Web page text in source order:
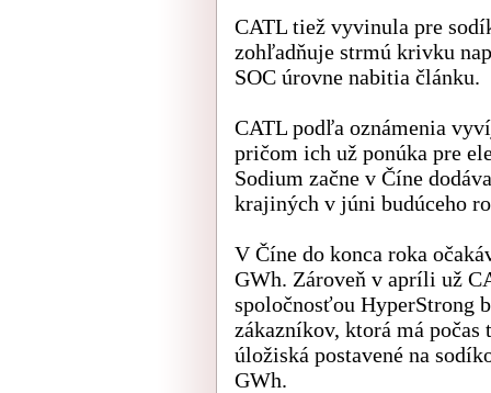
CATL tiež vyvinula pre
zohľadňuje strmú krivku
SOC úrovne nabitia článku.
CATL podľa oznámenia
pričom ich už ponúka pre
Sodium začne v Číne
krajiných v júni budúceho
V Číne do konca roka
GWh. Zároveň v apríli už
spoločnosťou HyperStrong
zákazníkov, ktorá má
úložiská postavené na
GWh.